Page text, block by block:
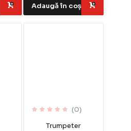
Adaugă în coș
(0)
Trumpeter